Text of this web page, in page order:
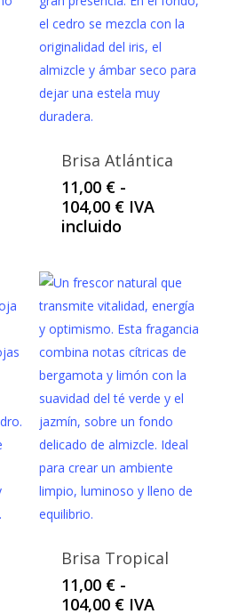
Brisa Atlántica
11,00 € -
104,00 €Rango
11,00 €
hasta
104,00 €
IVA
incluido
Brisa Tropical
11,00 € -
104,00 €Rango
IVA